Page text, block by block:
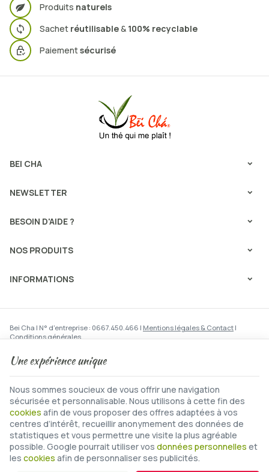
Produits naturels
Sachet réutilisable& 100% recyclable
Paiementsécurisé
NEWSLETTER
BEI CHA
BESOIN D'AIDE ?
NOS PRODUITS
INFORMATIONS
Bei Cha | N° d'entreprise : 0667.450.466 | Mentions légales & Contact |
Conditions générales
Traitement de vos données par Google
© Copyright 2023-2026 -E-net Business
Une expérience unique
Nous sommes soucieux de vous offrir une navigation
sécurisée et personnalisable. Nous utilisons à cette fin des
cookies afin de vous proposer des offres adaptées à vos
centres d’intérêt, recueillir anonymement des données de
statistiques et vous permettre une visite la plus agréable
possible. Google pourrait utiliser vos données personnelles et
les cookies afin de personnaliser ses publicités.